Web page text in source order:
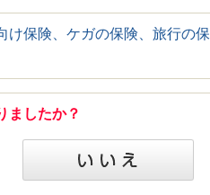
け保険、ケガの保険、旅行の
ましたか？